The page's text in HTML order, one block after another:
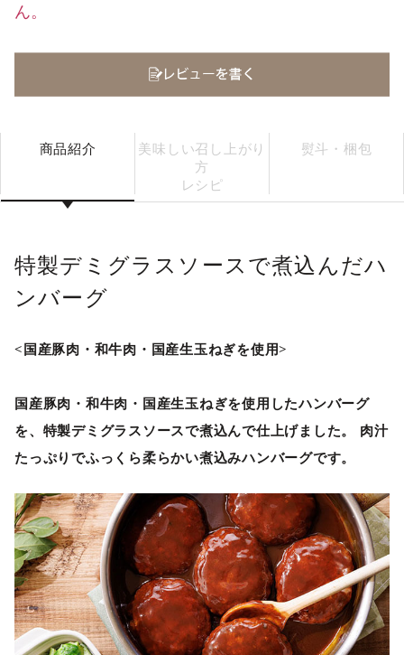
ん。
商品紹介
美味しい召し上がり
方
レシピ
熨斗・梱包
特製デミグラスソースで煮込んだハ
ンバーグ
<国産豚肉・和牛肉・国産生玉ねぎを使用>
国産豚肉・和牛肉・国産生玉ねぎを使用したハンバーグ
を、特製デミグラスソースで煮込んで仕上げました。 肉汁
たっぷりでふっくら柔らかい煮込みハンバーグです。